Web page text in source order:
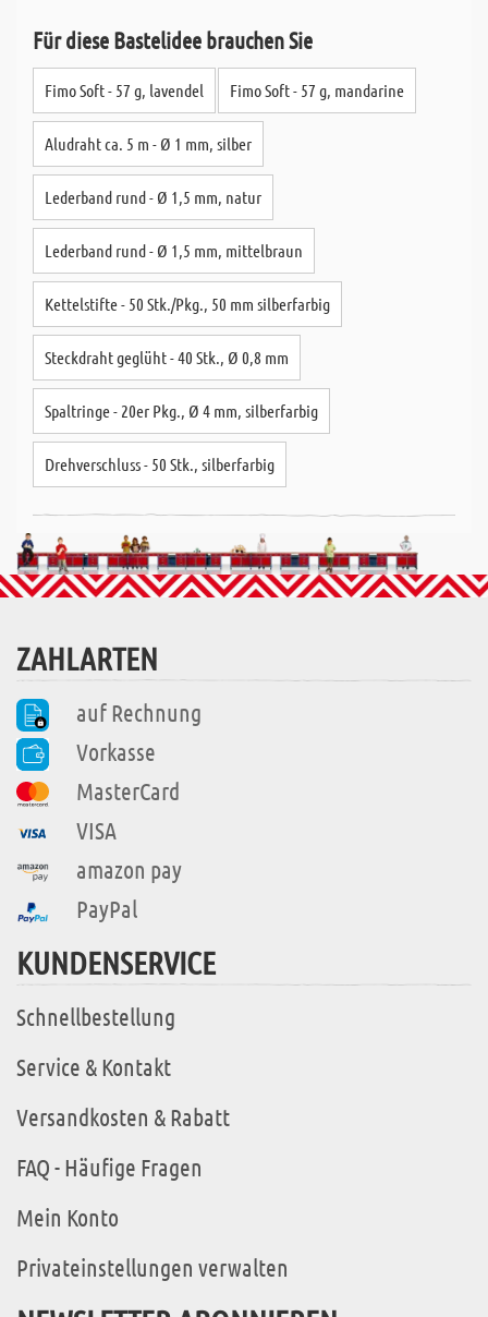
Für diese Bastelidee brauchen Sie
Fimo Soft - 57 g, lavendel Fimo Soft - 57 g, mandarine
Aludraht ca. 5 m - Ø 1 mm, silber
Lederband rund - Ø 1,5 mm, natur
Lederband rund - Ø 1,5 mm, mittelbraun
Kettelstifte - 50 Stk./Pkg., 50 mm silberfarbig
Steckdraht geglüht - 40 Stk., Ø 0,8 mm
Spaltringe - 20er Pkg., Ø 4 mm, silberfarbig
Drehverschluss - 50 Stk., silberfarbig
ZAHLARTEN
auf Rechnung
Vorkasse
MasterCard
VISA
amazon pay
PayPal
KUNDENSERVICE
Schnellbestellung
Service & Kontakt
Versandkosten & Rabatt
FAQ - Häufige Fragen
Mein Konto
Privateinstellungen verwalten